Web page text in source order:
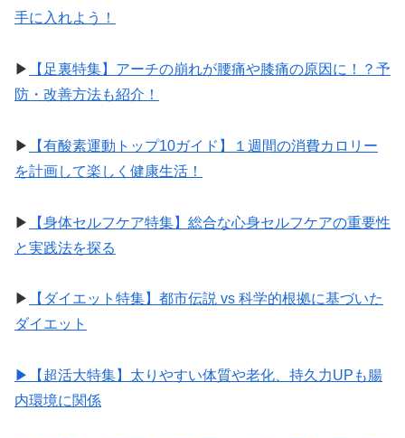
手に入れよう！
▶︎
【足裏特集】アーチの崩れが腰痛や膝痛の原因に！？予
防・改善方法も紹介！
▶︎
【有酸素運動トップ10ガイド】１週間の消費カロリー
を計画して楽しく健康生活！
▶︎
【身体セルフケア特集】総合な心身セルフケアの重要性
と実践法を探る
▶︎
【ダイエット特集】都市伝説 vs 科学的根拠に基づいた
ダイエット
▶︎【超活大特集】太りやすい体質や老化、持久力UPも腸
内環境に関係